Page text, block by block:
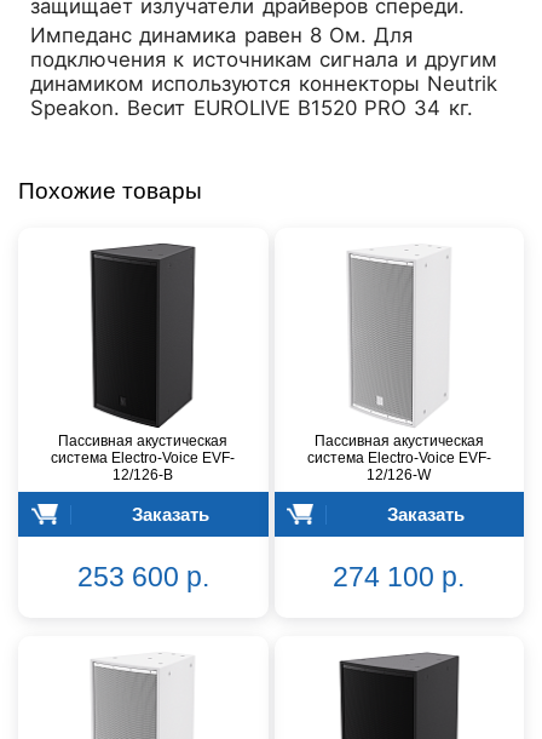
защищает излучатели драйверов спереди.
Импеданс динамика равен 8 Ом. Для
подключения к источникам сигнала и другим
динамиком используются коннекторы Neutrik
Speakon. Весит EUROLIVE B1520 PRO 34 кг.
Похожие товары
Пассивная акустическая
система Electro-Voice EVF-
12/126-B
Заказать
253 600 р.
Пассивная акустическая
система Electro-Voice EVF-
12/126-W
Заказать
274 100 р.